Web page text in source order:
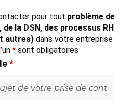
pour tout problème de
la DSN, des processus RH
autres) dans votre entreprise
* sont obligatoires
*